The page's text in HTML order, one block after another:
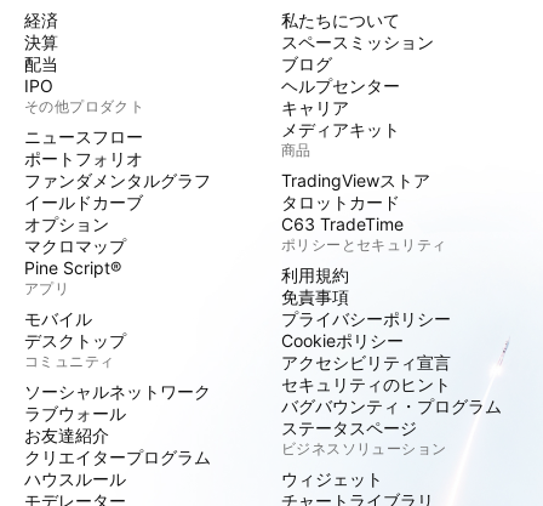
経済
決算
配当
IPO
その他プロダクト
ニュースフロー
ポートフォリオ
ファンダメンタルグラフ
イールドカーブ
オプション
マクロマップ
Pine Script®
アプリ
モバイル
デスクトップ
コミュニティ
ソーシャルネットワーク
ラブウォール
お友達紹介
クリエイタープログラム
ハウスルール
モデレーター
私たちについて
スペースミッション
ブログ
ヘルプセンター
キャリア
メディアキット
商品
TradingViewストア
タロットカード
C63 TradeTime
ポリシーとセキュリティ
利用規約
免責事項
プライバシーポリシー
Cookieポリシー
アクセシビリティ宣言
セキュリティのヒント
バグバウンティ・プログラム
ステータスページ
ビジネスソリューション
ウィジェット
チャートライブラリ